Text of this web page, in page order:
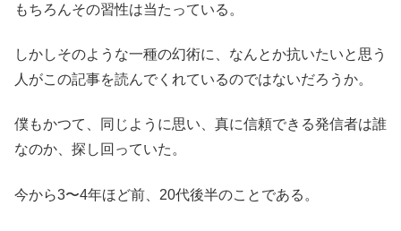
もちろんその習性は当たっている。
しかしそのような一種の幻術に、なんとか抗いたいと思う
人がこの記事を読んでくれているのではないだろうか。
僕もかつて、同じように思い、真に信頼できる発信者は誰
なのか、探し回っていた。
今から3〜4年ほど前、20代後半のことである。